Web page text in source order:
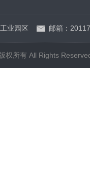
业园区 邮箱：
权所有 All Rights